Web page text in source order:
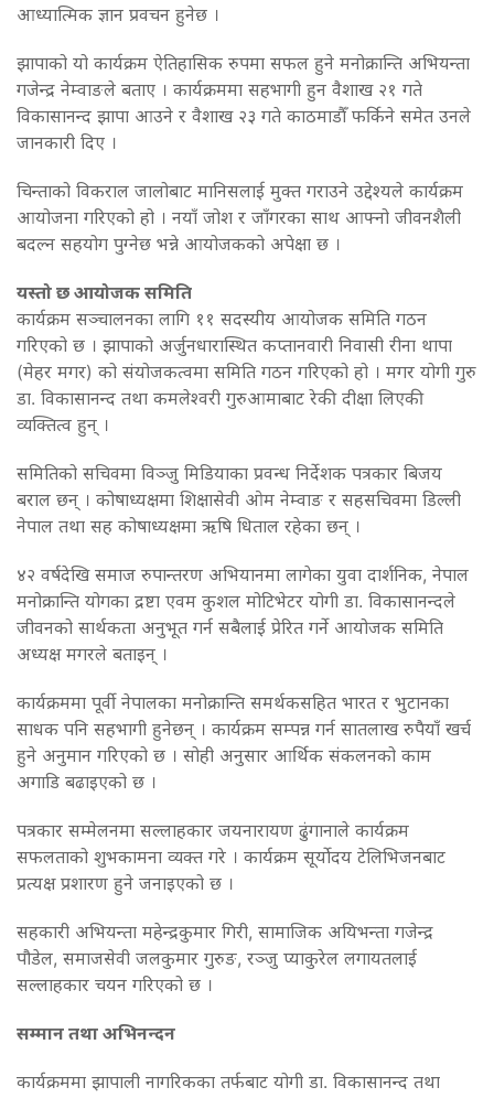
आध्यात्मिक ज्ञान प्रवचन हुनेछ ।
झापाको यो कार्यक्रम ऐतिहासिक रुपमा सफल हुने मनोक्रान्ति अभियन्ता
गजेन्द्र नेम्वाङले बताए । कार्यक्रममा सहभागी हुन वैशाख २१ गते
विकासानन्द झापा आउने र वैशाख २३ गते काठमाडौँ फर्किने समेत उनले
जानकारी दिए ।
चिन्ताको विकराल जालोबाट मानिसलाई मुक्त गराउने उद्देश्यले कार्यक्रम
आयोजना गरिएको हो । नयाँ जोश र जाँगरका साथ आफ्नो जीवनशैली
बदल्न सहयोग पुग्नेछ भन्ने आयोजकको अपेक्षा छ ।
यस्तो छ आयोजक समिति
कार्यक्रम सञ्चालनका लागि ११ सदस्यीय आयोजक समिति गठन
गरिएको छ । झापाको अर्जुनधारास्थित कप्तानवारी निवासी रीना थापा
(मेहर मगर) को संयोजकत्वमा समिति गठन गरिएको हो । मगर योगी गुरु
डा. विकासानन्द तथा कमलेश्वरी गुरुआमाबाट रेकी दीक्षा लिएकी
व्यक्तित्व हुन् ।
समितिको सचिवमा विञ्जु मिडियाका प्रवन्ध निर्देशक पत्रकार बिजय
बराल छन् । कोषाध्यक्षमा शिक्षासेवी ओम नेम्वाङ र सहसचिवमा डिल्ली
नेपाल तथा सह कोषाध्यक्षमा ऋषि धिताल रहेका छन् ।
४२ वर्षदेखि समाज रुपान्तरण अभियानमा लागेका युवा दार्शनिक, नेपाल
मनोक्रान्ति योगका द्रष्टा एवम कुशल मोटिभेटर योगी डा. विकासानन्दले
जीवनको सार्थकता अनुभूत गर्न सबैलाई प्रेरित गर्ने आयोजक समिति
अध्यक्ष मगरले बताइन् ।
कार्यक्रममा पूर्वी नेपालका मनोक्रान्ति समर्थकसहित भारत र भुटानका
साधक पनि सहभागी हुनेछन् । कार्यक्रम सम्पन्न गर्न सातलाख रुपैयाँ खर्च
हुने अनुमान गरिएको छ । सोही अनुसार आर्थिक संकलनको काम
अगाडि बढाइएको छ ।
पत्रकार सम्मेलनमा सल्लाहकार जयनारायण ढुंगानाले कार्यक्रम
सफलताको शुभकामना व्यक्त गरे । कार्यक्रम सूर्योदय टेलिभिजनबाट
प्रत्यक्ष प्रशारण हुने जनाइएको छ ।
सहकारी अभियन्ता महेन्द्रकुमार गिरी, सामाजिक अयिभन्ता गजेन्द्र
पौडेल, समाजसेवी जलकुमार गुरुङ, रञ्जु प्याकुरेल लगायतलाई
सल्लाहकार चयन गरिएको छ ।
सम्मान तथा अभिनन्दन
कार्यक्रममा झापाली नागरिकका तर्फबाट योगी डा. विकासानन्द तथा